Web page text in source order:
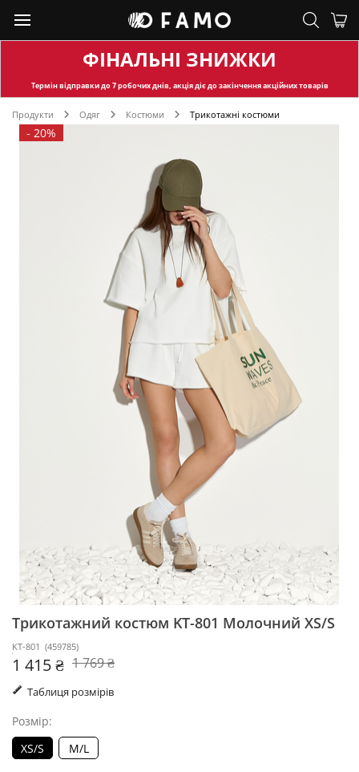
ФІНАЛЬНІ ЗНИЖКИ
Термін відправкидо 7 робочих днів, акція діє до закінчення акційних товарів
Продукти Одяг Костюми Трикотажні костюми
- 20%
Трикотажний костюм KT-801 Молочний XS/S
KT-801 (459785)
1 415 ₴ 1 769 ₴
Таблиця розмірів
Розмір:
XS/S
M/L